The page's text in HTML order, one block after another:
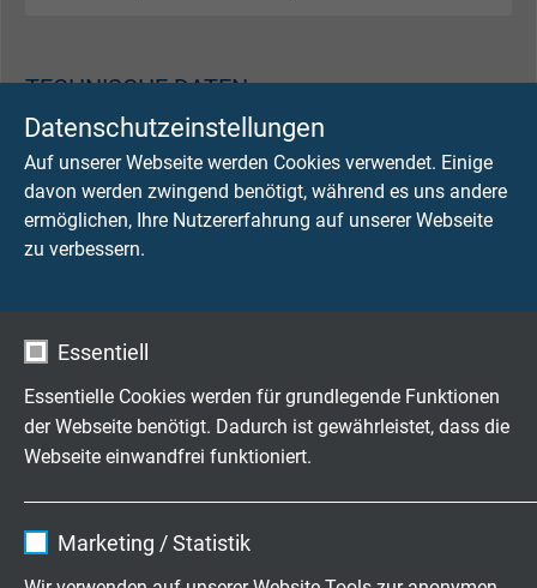
Datenschutzeinstellungen
Auf unserer Webseite werden Cookies verwendet. Einige
davon werden zwingend benötigt, während es uns andere
ermöglichen, Ihre Nutzererfahrung auf unserer Webseite
zu verbessern.
Essentiell
Essentielle Cookies werden für grundlegende Funktionen
der Webseite benötigt. Dadurch ist gewährleistet, dass die
Webseite einwandfrei funktioniert.
Marketing / Statistik
TECHNISCHE DATEN
Nennspannung
Uo/U 300/500 V
Prüfspannung
Betriebsspitzenspannung
CAB-Bus-Element: max. 350 V
Prüfspannung
CAN-Bus-Element: Ader/Ader 1500 V
Mindestbiegeradius
fest verlegt: 15 x d